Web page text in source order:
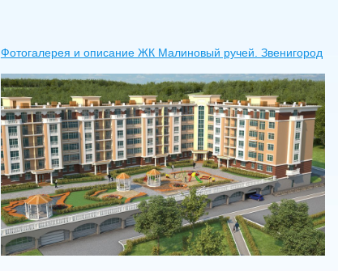
Фотогалерея и описание ЖК Малиновый ручей. Звенигород